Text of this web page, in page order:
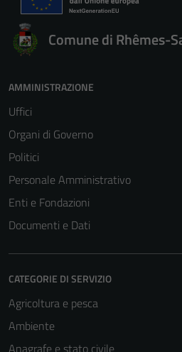
Comune di Rhêmes-
AMMINISTRAZIONE
Uffici
Organi di Governo
Politici
Personale Amministrativo
Enti e Fondazioni
Documenti e Dati
CATEGORIE DI SERVIZIO
Agricoltura e pesca
Ambiente